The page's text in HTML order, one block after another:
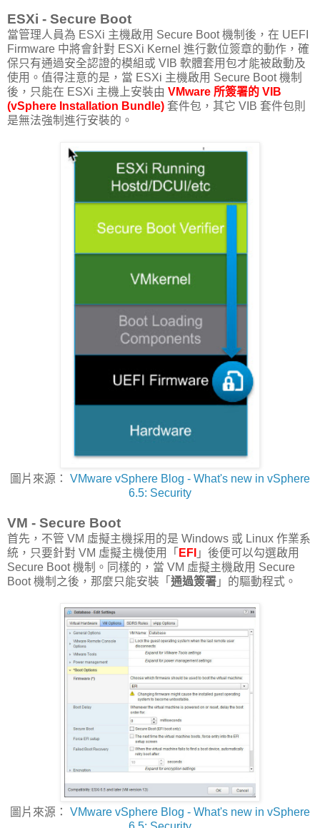
ESXi - Secure Boot
當管理人員為 ESXi 主機啟用 Secure Boot 機制後，在 UEFI
Firmware 中將會針對 ESXi Kernel 進行數位簽章的動作，確
保只有通過安全認證的模組或 VIB 軟體套用包才能被啟動及
使用。值得注意的是，當 ESXi 主機啟用 Secure Boot 機制
後，只能在 ESXi 主機上安裝由 VMware 所簽署的 VIB
(vSphere Installation Bundle) 套件包，其它 VIB 套件包則
是無法強制進行安裝的。
圖片來源： VMware vSphere Blog - What's new in vSphere
6.5: Security
VM - Secure Boot
首先，不管 VM 虛擬主機採用的是 Windows 或 Linux 作業系
統，只要針對 VM 虛擬主機使用「 EFI 」後便可以勾選啟用
Secure Boot 機制。同樣的，當 VM 虛擬主機啟用 Secure
Boot 機制之後，那麼只能安裝「 通過簽署 」的驅動程式。
圖片來源： VMware vSphere Blog - What's new in vSphere